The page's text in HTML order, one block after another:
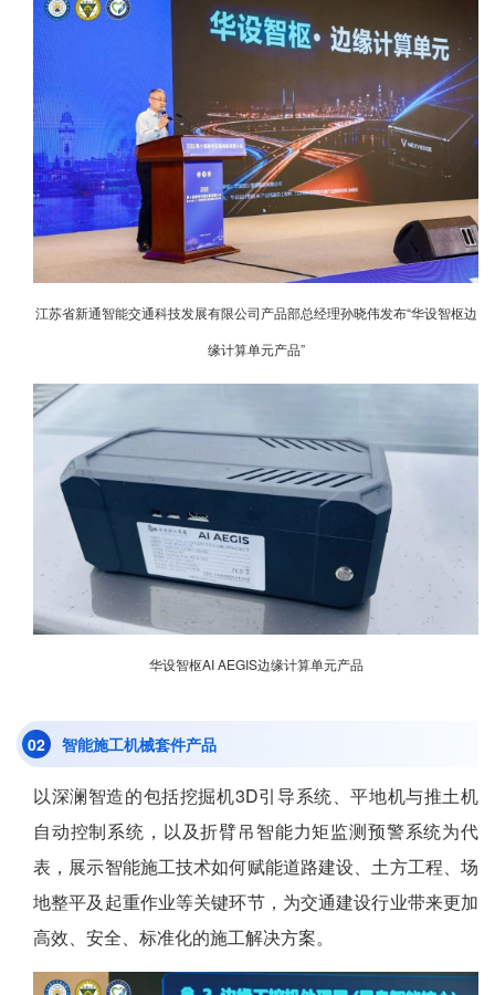
江苏省新通智能交通科技发展有限公司产品部总经理孙晓伟发布“华设智枢边
缘计算单元产品”
华设智枢AI AEGIS边缘计算单元产品
02 智能施工机械套件产品
以深澜智造的包括挖掘机3D引导系统、平地机与推土机
自动控制系统，以及折臂吊智能力矩监测预警系统为代
表，展示智能施工技术如何赋能道路建设、土方工程、场
地整平及起重作业等关键环节，为交通建设行业带来更加
高效、安全、标准化的施工解决方案。